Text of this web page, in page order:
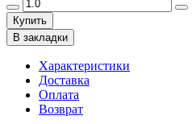
Купить
В закладки
Характеристики
Доставка
Оплата
Возврат